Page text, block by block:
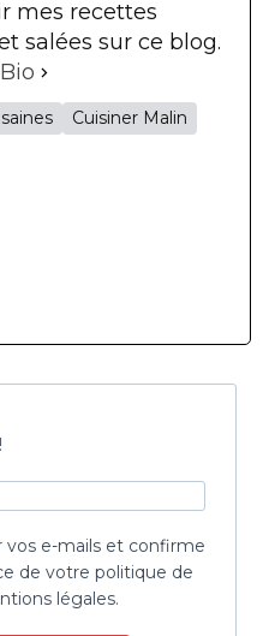
mes recettes
salées sur ce blog.
Cuisiner Malin
vos e-mails et confirme
de votre politique de
légales.